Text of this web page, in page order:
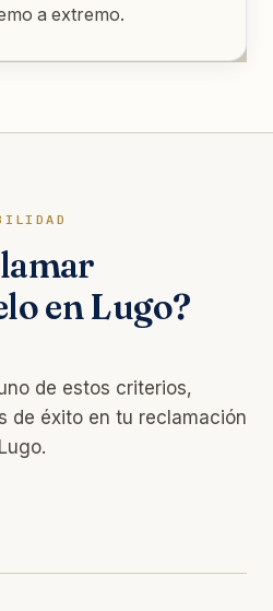
a extremo.
en Lugo?
de estos criterios,
de éxito en tu reclamación